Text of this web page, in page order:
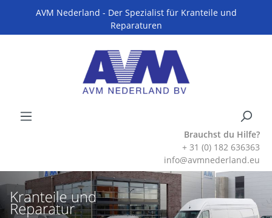
AVM Nederland - Der Spezialist für Kranteile und
Reparaturen
Brauchst du Hilfe?
+ 31 (0) 182 636363
info@avmnederland.eu